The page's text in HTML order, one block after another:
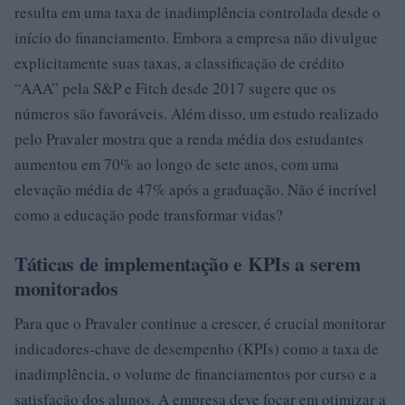
resulta em uma taxa de inadimplência controlada desde o
início do financiamento. Embora a empresa não divulgue
explicitamente suas taxas, a classificação de crédito
“AAA” pela S&P e Fitch desde 2017 sugere que os
números são favoráveis. Além disso, um estudo realizado
pelo Pravaler mostra que a renda média dos estudantes
aumentou em 70% ao longo de sete anos, com uma
elevação média de 47% após a graduação. Não é incrível
como a educação pode transformar vidas?
Táticas de implementação e KPIs a serem
monitorados
Para que o Pravaler continue a crescer, é crucial monitorar
indicadores-chave de desempenho (KPIs) como a taxa de
inadimplência, o volume de financiamentos por curso e a
satisfação dos alunos. A empresa deve focar em otimizar a